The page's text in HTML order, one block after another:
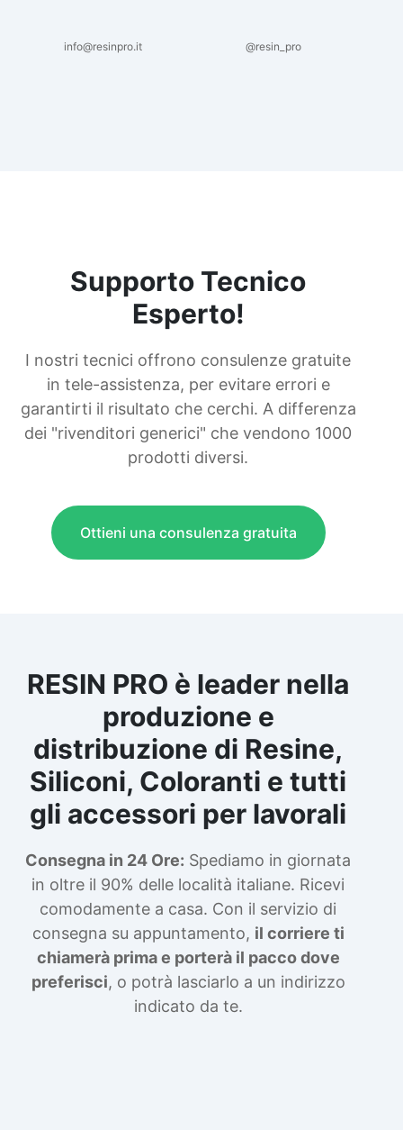
info@resinpro.it @resin_pro
Supporto Tecnico
Esperto!
I nostri tecnici offrono consulenze gratuite
in tele-assistenza, per evitare errori e
garantirti il risultato che cerchi. A differenza
dei "rivenditori generici" che vendono 1000
prodotti diversi.
Ottieni una consulenza gratuita
RESIN PRO è leader nella
produzione e
distribuzione di Resine,
Siliconi, Coloranti e tutti
gli accessori per lavorali
Consegna in 24 Ore: Spediamo in giornata
in oltre il 90% delle località italiane. Ricevi
comodamente a casa. Con il servizio di
consegna su appuntamento, il corriere ti
chiamerà prima e porterà il pacco dove
preferisci, o potrà lasciarlo a un indirizzo
indicato da te.